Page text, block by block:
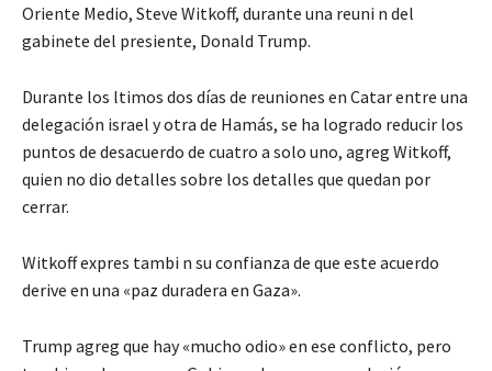
Oriente Medio, Steve Witkoff, durante una reuni n del
gabinete del presiente, Donald Trump.
Durante los ltimos dos días de reuniones en Catar entre una
delegación israel y otra de Hamás, se ha logrado reducir los
puntos de desacuerdo de cuatro a solo uno, agreg Witkoff,
quien no dio detalles sobre los detalles que quedan por
cerrar.
Witkoff expres tambi n su confianza de que este acuerdo
derive en una «paz duradera en Gaza».
Trump agreg que hay «mucho odio» en ese conflicto, pero